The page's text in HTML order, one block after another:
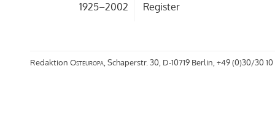
1925–2002 Register
Redaktion Osteuropa, Schaperstr. 30, D-10719 Berlin, +49 (0)30/30